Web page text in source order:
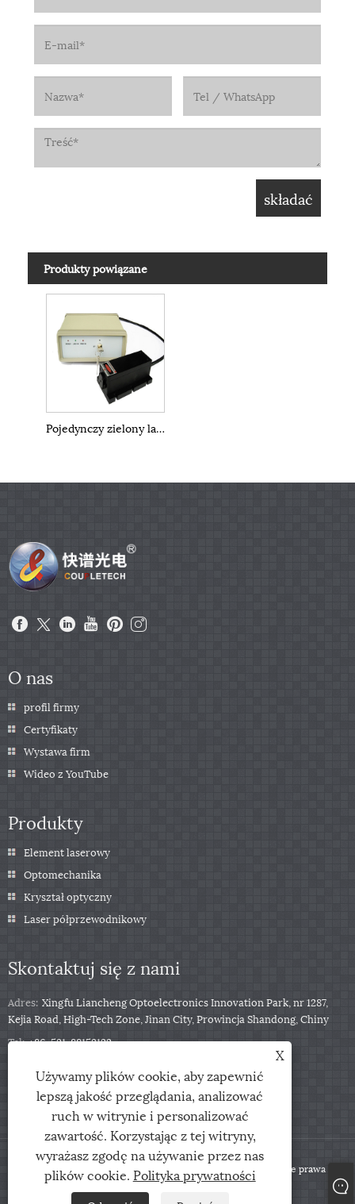
Produkty powiązane
Pojedynczy zielony laser w trybie podłużnym przy 532 nm
O nas
profil firmy
Certyfikaty
Wystawa firm
Wideo z YouTube
Produkty
Element laserowy
Optomechanika
Kryształ optyczny
Laser półprzewodnikowy
Skontaktuj się z nami
Adres: Xingfu Liancheng Optoelectronics Innovation Park, nr 1287,
Kejia Road, High-Tech Zone, Jinan City, Prowincja Shandong, Chiny
Tel: +86-531-88153122
E-mail:
jingxu@coupletech.com
Copyright © 2022 Duletech Co., Ltd. - Pockels komórki - Wszelkie prawa
zastrzeżone
X
Używamy plików cookie, aby zapewnić
lepszą jakość przeglądania, analizować
ruch w witrynie i personalizować
zawartość. Korzystając z tej witryny,
wyrażasz zgodę na używanie przez nas
plików cookie. Polityka prywatności